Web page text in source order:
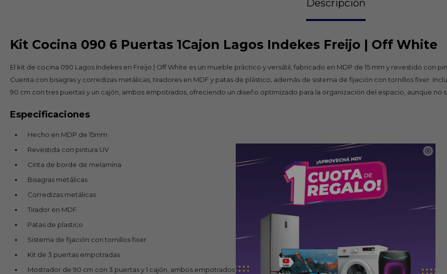

Descripción
Kit Cocina 090 6 Puertas 1Cajon Lagos Indekes Freijo | Off White
El kit de cocina 090 Lagos Indekes en Freijo | Off White es un mueble práctico y versátil, fabricado en MDP de 15 mm y revestido con
Cuenta con bisagras y corredizas metálicas, tiradores en MDF y patas de plástico, además de sistema de fijación con tornillos fixer.
90 cm con tres puertas y un cajón, ambos empotrados, ofreciendo un diseño optimizado para la organización del espacio, aunque no
Especificaciones
Hecho en MDP de 15mm
Revestida con pintura UV
Cinta de borde de melamina
Bisagras metálicas
Corredizas metálicas
Tirador en MDF
Patas de plastico
Sistema de fijación con tornillos fixer
Kit de 3 puertas empotradas
Mostrador de 90 cm con 3 puertas y 1 cajón, ambos empotrados